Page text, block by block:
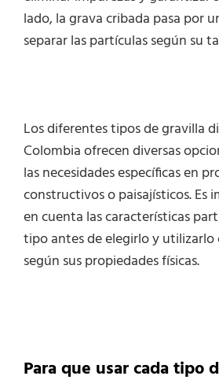
lado, la grava cribada pasa por
separar las partículas según su
Los diferentes tipos de gravilla
Colombia ofrecen diversas
las necesidades específicas en
constructivos o paisajísticos. Es
en cuenta las características
tipo antes de elegirlo y
según sus propiedades físicas.
Para que usar cada tipo